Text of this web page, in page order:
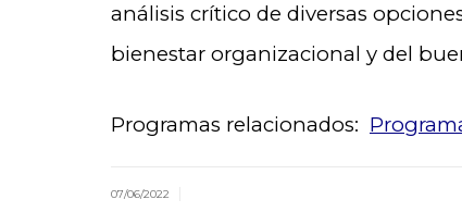
análisis crítico de diversas
bienestar organizacional y del
Programas relacionados:
07/06/2022